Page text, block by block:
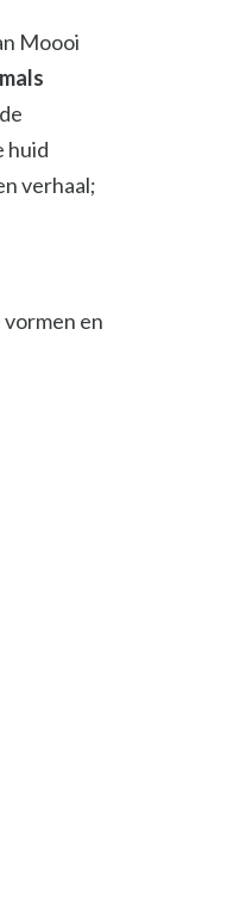
Moooi
huid
verhaal;
en